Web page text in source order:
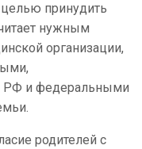
принудить
нужным
организации,
РФ и федеральными
родителей с